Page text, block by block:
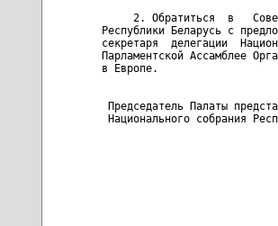
2. Обратиться  в
Республики Беларусь с
секретаря  делегации
Парламентской Ассамблее
в Европе.
Председатель Палаты
Национального собрания